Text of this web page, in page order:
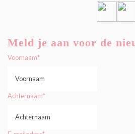
Meld je aan voor de
Voornaam*
Achternaam*